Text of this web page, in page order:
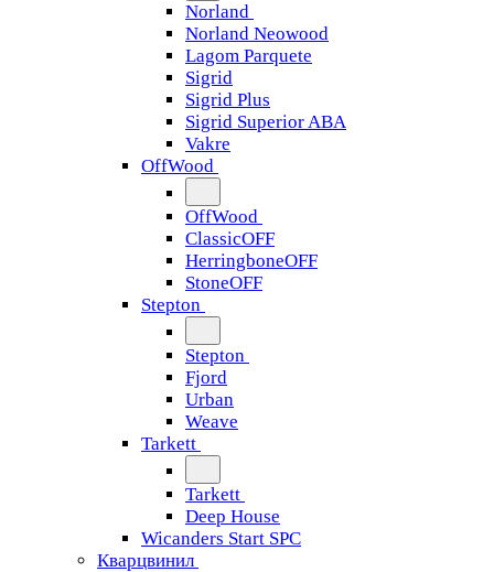
Norland
Norland Neowood
Lagom Parquete
Sigrid
Sigrid Plus
Sigrid Superior ABA
Vakre
OffWood
OffWood
ClassicOFF
HerringboneOFF
StoneOFF
Stepton
Stepton
Fjord
Urban
Weave
Tarkett
Tarkett
Deep House
Wicanders Start SPC
Кварцвинил